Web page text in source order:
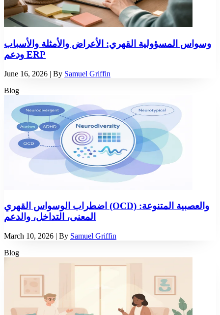
وسواس المسؤولية القهري: الأعراض والأمثلة والأسباب
ودعم ERP
June 16, 2026 | By Samuel Griffin
Blog
اضطراب الوسواس القهري (OCD) والعصبية المتنوعة:
المعنى، التداخل، والدعم
March 10, 2026 | By Samuel Griffin
Blog